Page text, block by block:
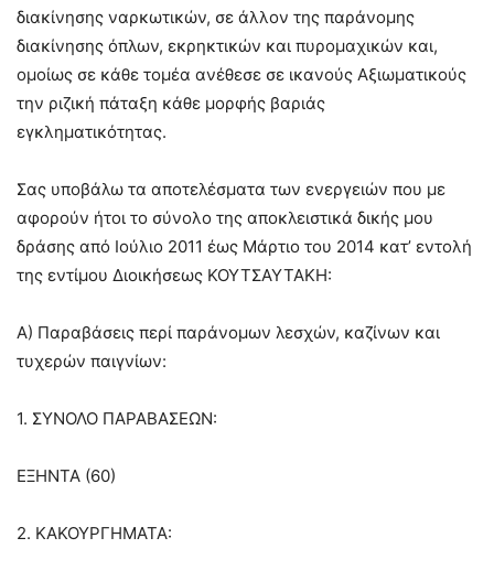
διακίνησης ναρκωτικών, σε άλλον της παράνομης
διακίνησης όπλων, εκρηκτικών και πυρομαχικών και,
ομοίως σε κάθε τομέα ανέθεσε σε ικανούς Αξιωματικούς
την ριζική πάταξη κάθε μορφής βαριάς
εγκληματικότητας.
Σας υποβάλω τα αποτελέσματα των ενεργειών που με
αφορούν ήτοι το σύνολο της αποκλειστικά δικής μου
δράσης από Ιούλιο 2011 έως Μάρτιο του 2014 κατ’ εντολή
της εντίμου Διοικήσεως ΚΟΥΤΣΑΥΤΑΚΗ:
Α) Παραβάσεις περί παράνομων λεσχών, καζίνων και
τυχερών παιγνίων:
1. ΣΥΝΟΛΟ ΠΑΡΑΒΑΣΕΩΝ:
ΕΞΗΝΤΑ (60)
2. ΚΑΚΟΥΡΓΗΜΑΤΑ: